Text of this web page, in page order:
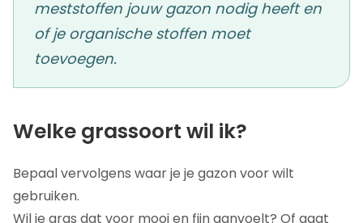
meststoffen jouw gazon nodig heeft en
of je organische stoffen moet
toevoegen.
Welke grassoort wil ik?
Bepaal vervolgens waar je je gazon voor wilt
gebruiken.
Wil je gras dat voor mooi en fijn aanvoelt? Of gaat